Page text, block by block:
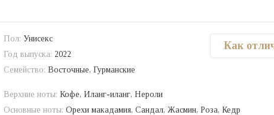
Как
Пол: Унисекс
Год выпуска: 2022
Семейство: Восточные, Гурманские
Верхние ноты: Кофе, Иланг-иланг, Нероли
Основные ноты: Орехи макадамия, Сандал, Жасмин, Роза, Кедр